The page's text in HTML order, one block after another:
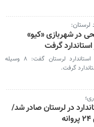
لرستان:
در شهربازی «کیو»
گرفت
خرم‌آباد- مدیرکل استاندارد لرستان گفت: ۸ وسیله
گرفت.
در لرستان صادر شد/